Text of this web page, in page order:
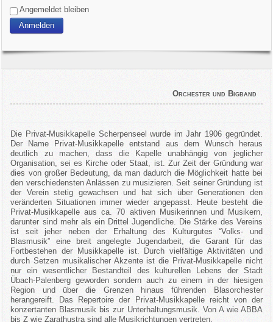
Angemeldet bleiben
Anmelden
Orchester und Bigband
Die Privat-Musikkapelle Scherpenseel wurde im Jahr 1906 gegründet.
Der Name Privat-Musikkapelle entstand aus dem Wunsch heraus
deutlich zu machen, dass die Kapelle unabhängig von jeglicher
Organisation, sei es Kirche oder Staat, ist. Zur Zeit der Gründung war
dies von großer Bedeutung, da man dadurch die Möglichkeit hatte bei
den verschiedensten Anlässen zu musizieren. Seit seiner Gründung ist
der Verein stetig gewachsen und hat sich über Generationen den
veränderten Situationen immer wieder angepasst. Heute besteht die
Privat-Musikkapelle aus ca. 70 aktiven Musikerinnen und Musikern,
darunter sind mehr als ein Drittel Jugendliche. Die Stärke des Vereins
ist seit jeher neben der Erhaltung des Kulturgutes “Volks- und
Blasmusik” eine breit angelegte Jugendarbeit, die Garant für das
Fortbestehen der Musikkapelle ist. Durch vielfältige Aktivitäten und
durch Setzen musikalischer Akzente ist die Privat-Musikkapelle nicht
nur ein wesentlicher Bestandteil des kulturellen Lebens der Stadt
Übach-Palenberg geworden sondern auch zu einem in der hiesigen
Region und über die Grenzen hinaus führenden Blasorchester
herangereift. Das Repertoire der Privat-Musikkapelle reicht von der
konzertanten Blasmusik bis zur Unterhaltungsmusik. Von A wie ABBA
bis Z wie Zarathustra sind alle Musikrichtungen vertreten.